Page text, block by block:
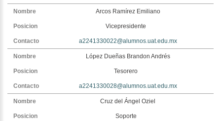
Arcos Ramírez Emiliano
Vicepresidente
a2241330022@alumnos.uat.edu.mx
López Dueñas Brandon Andrés
Tesorero
a2241330028@alumnos.uat.edu.mx
Cruz del Ángel Oziel
Soporte